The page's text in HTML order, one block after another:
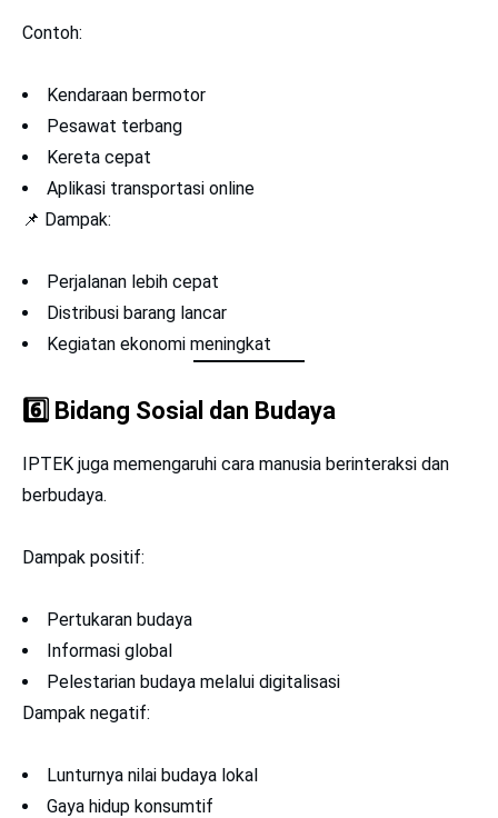
Contoh:
Kendaraan bermotor
Pesawat terbang
Kereta cepat
Aplikasi transportasi online
📌 Dampak:
Perjalanan lebih cepat
Distribusi barang lancar
Kegiatan ekonomi meningkat
6️⃣ Bidang Sosial dan Budaya
IPTEK juga memengaruhi cara manusia berinteraksi dan
berbudaya.
Dampak positif:
Pertukaran budaya
Informasi global
Pelestarian budaya melalui digitalisasi
Dampak negatif:
Lunturnya nilai budaya lokal
Gaya hidup konsumtif